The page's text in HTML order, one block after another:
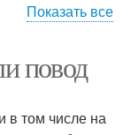
с
Показать все
повод
в том числе на